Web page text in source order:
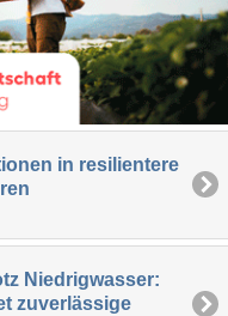
in resilientere
Niedrigwasser:
zuverlässige